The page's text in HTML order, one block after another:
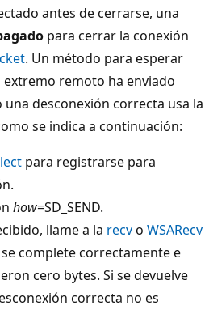
antes de cerrarse, una
para cerrar la conexión
. Un método para esperar
remoto ha enviado
desconexión correcta usa la
se indica a continuación:
para registrarse para
how=SD_SEND.
llame a la recvo WSARecv
complete correctamente e
cero bytes. Si se devuelve
correcta no es